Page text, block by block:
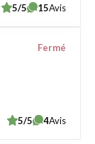
5/5 15Avis
Fermé
5/5 4Avis